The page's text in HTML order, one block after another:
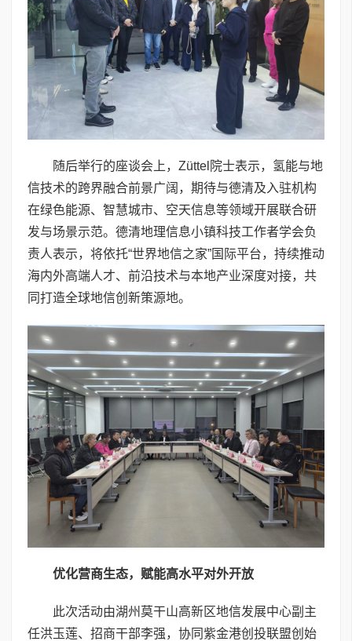
随后举行的座谈会上，Züttel院士表示，氢能与地
信技术的跨界融合前景广阔，期待与德清及入驻机构
在绿色能源、智慧城市、空天信息等领域开展联合研
发与场景示范。德清地理信息小镇科技工作者学会负
责人表示，将依托“世界地信之家”国际平台，持续推动
海内外高端人才、前沿技术与本地产业深度对接，共
同打造全球地信创新策源地。
优化营商生态，赋能高水平对外开放
此次活动由湖州莫干山高新区地信发展中心副主
任洪玉莲、招商干部李强，协同紫金港创投联盟创始